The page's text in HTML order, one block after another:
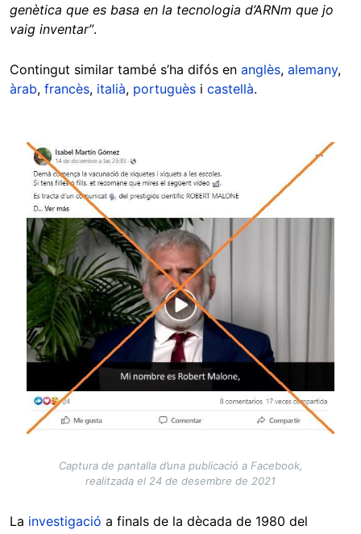
genètica que es basa en la tecnologia d’ARNm que jo
vaig inventar”.
Contingut similar també s’ha difós en anglès, alemany,
àrab, francès, italià, portuguès i castellà.
Image
Captura de pantalla d’una publicació a Facebook,
realitzada el 24 de desembre de 2021
La investigació a finals de la dècada de 1980 del